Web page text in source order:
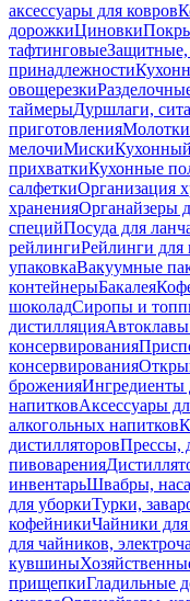
аксессуары для ковров
дорожкиЦиновки
тафтинговыеЗащитные,
принадлежности
овощерезки
таймерыДуршлаги,
приготовленияМолотки
мелочиМиски
прихваткиКухонные
салфеткиОрганизация
храненияОрганайзеры
специйПосуда для
рейлингиРейлинги для
упаковкаВакуумные
контейнерыБакалея
шоколадСиропы и
дистилляцияАвтоклавы
консервирования
консервирования
броженияИнгредиенты
напитковАксессуары
алкогольных напитков
дистилляторовПрессы,
пивоварения
инвентарьШвабры,
для уборкиТурки,
кофейникиЧайники
для чайников,
кувшины
прищепкиГладильные